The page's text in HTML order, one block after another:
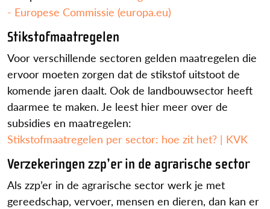
- Europese Commissie (europa.eu)
Stikstofmaatregelen
Voor verschillende sectoren gelden maatregelen die
ervoor moeten zorgen dat de stikstof uitstoot de
komende jaren daalt. Ook de landbouwsector heeft
daarmee te maken. Je leest hier meer over de
subsidies en maatregelen:
Stikstofmaatregelen per sector: hoe zit het? | KVK
Verzekeringen zzp’er in de agrarische sector
Als zzp’er in de agrarische sector werk je met
gereedschap, vervoer, mensen en dieren, dan kan er